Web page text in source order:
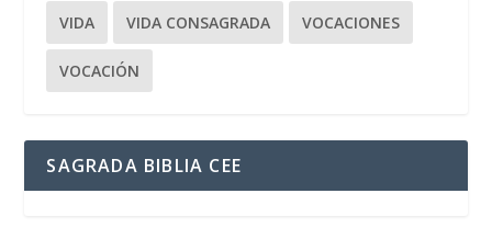
VIDA VIDA CONSAGRADA VOCACIONES
VOCACIÓN
SAGRADA BIBLIA CEE